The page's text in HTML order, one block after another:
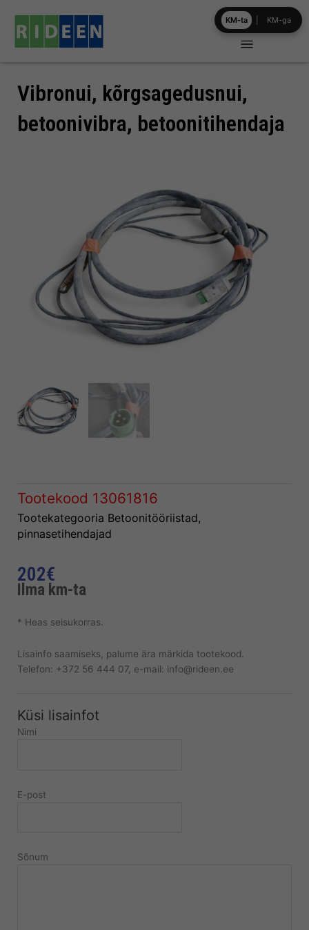
content
Vibronui, kõrgsagedusnui,
betoonivibra, betoonitihendaja
Tootekood 13061816
Tootekategooria Betoonitööriistad,
pinnasetihendajad
202€
Ilma km-ta
* Heas seisukorras.
Lisainfo saamiseks, palume ära märkida tootekood.
Telefon: +372 56 444 07, e-mail: info@rideen.ee
Küsi lisainfot
Nimi
E-post
Sõnum
KM-ta KM-ga